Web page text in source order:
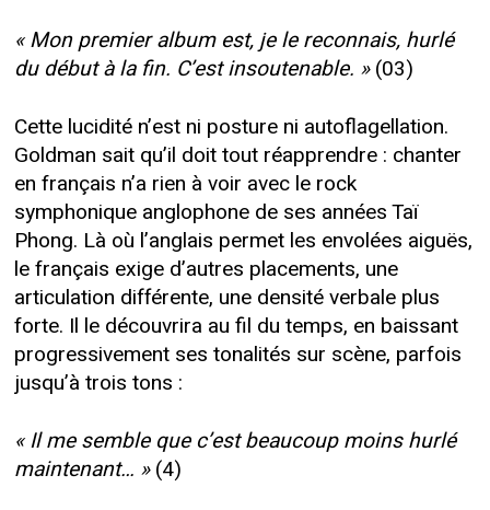
« Mon premier album est, je le reconnais, hurlé
du début à la fin. C’est insoutenable. »(03)
Cette lucidité n’est ni posture ni autoflagellation.
Goldman sait qu’il doit tout réapprendre : chanter
en français n’a rien à voir avec le rock
symphonique anglophone de ses années Taï
Phong. Là où l’anglais permet les envolées aiguës,
le français exige d’autres placements, une
articulation différente, une densité verbale plus
forte. Il le découvrira au fil du temps, en baissant
progressivement ses tonalités sur scène, parfois
jusqu’à trois tons :
« Il me semble que c’est beaucoup moins hurlé
maintenant… »(4)